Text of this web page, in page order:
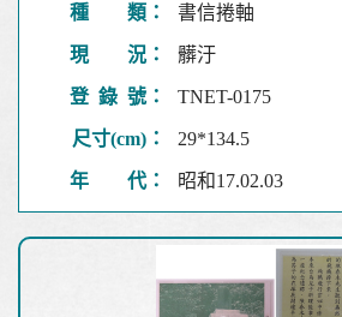
種 類： 書信捲軸
現 況： 髒汙
登 錄 號： TNET-0175
尺寸(cm)： 29*134.5
年 代： 昭和17.02.03